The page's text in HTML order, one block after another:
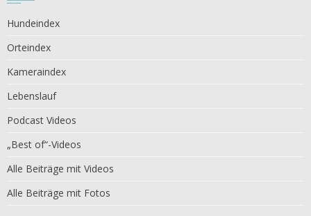
Hundeindex
Orteindex
Kameraindex
Lebenslauf
Podcast Videos
„Best of“-Videos
Alle Beiträge mit Videos
Alle Beiträge mit Fotos